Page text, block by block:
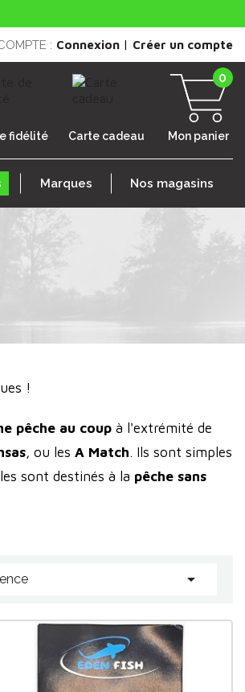
: Connexion | Créer un compte
fidélité Carte cadeau Mon panier
0
Marques Nos magasins
!
pêche au coup à l'extrémité de
, ou les A Match. Ils sont simples
sont destinés à la pêche sans
